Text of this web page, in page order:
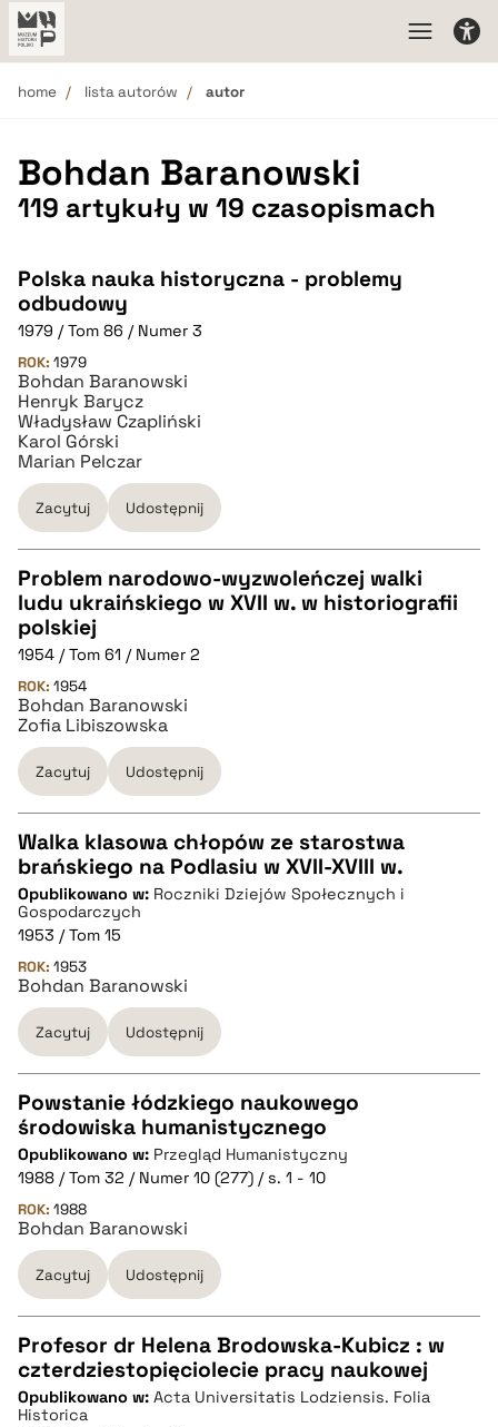
home lista autorów autor
Bohdan Baranowski
119 artykuły w 19 czasopismach
Polska nauka historyczna - problemy
odbudowy
1979 / Tom 86 / Numer 3
ROK: 1979
Bohdan Baranowski
Henryk Barycz
Władysław Czapliński
Karol Górski
Marian Pelczar
Zacytuj Udostępnij
CZYSTY TEKST
pobierz cytat
BIBTEX
pobierz cytat
Problem narodowo-wyzwoleńczej walki
ludu ukraińskiego w XVII w. w historiografii
polskiej
1954 / Tom 61 / Numer 2
ROK: 1954
Bohdan Baranowski
Zofia Libiszowska
Zacytuj Udostępnij
CZYSTY TEKST
pobierz cytat
BIBTEX
pobierz cytat
Walka klasowa chłopów ze starostwa
brańskiego na Podlasiu w XVII-XVIII w.
Opublikowano w: Roczniki Dziejów Społecznych i
Gospodarczych
1953 / Tom 15
ROK: 1953
Bohdan Baranowski
Zacytuj Udostępnij
CZYSTY TEKST
pobierz cytat
BIBTEX
pobierz cytat
Powstanie łódzkiego naukowego
środowiska humanistycznego
Opublikowano w: Przegląd Humanistyczny
1988 / Tom 32 / Numer 10 (277) / s. 1 - 10
ROK: 1988
Bohdan Baranowski
Zacytuj Udostępnij
CZYSTY TEKST
Profesor dr Helena Brodowska-Kubicz : w
czterdziestopięciolecie pracy naukowej
Opublikowano w: Acta Universitatis Lodziensis. Folia
Historica